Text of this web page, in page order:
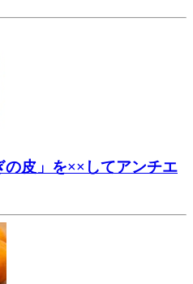
の皮」を××してアンチエ